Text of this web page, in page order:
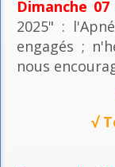
Dimanche
2025" :
engagés ;
nous
√